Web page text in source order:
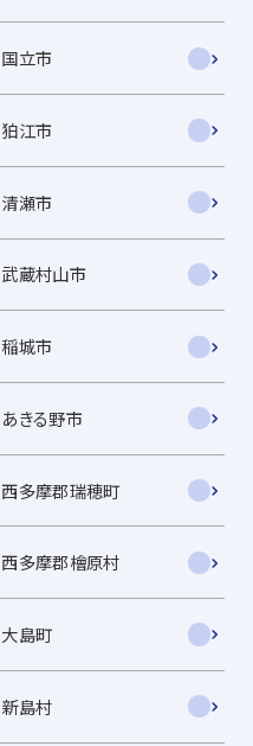
国立市
狛江市
清瀬市
武蔵村山市
稲城市
あきる野市
西多摩郡瑞穂町
西多摩郡檜原村
大島町
新島村